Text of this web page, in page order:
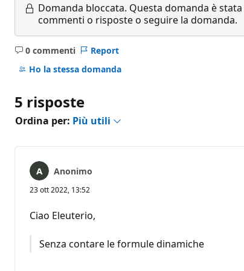
Domanda bloccata. Questa domanda è
commenti o risposte o seguire la domanda.
0 commenti
Nessun
commento
Report
Ho la stessa domanda
5 risposte
Ordina per: Più utili
Anonimo
23 ott 2022, 13:52
Ciao Eleuterio,
Senza contare le formule dinamiche